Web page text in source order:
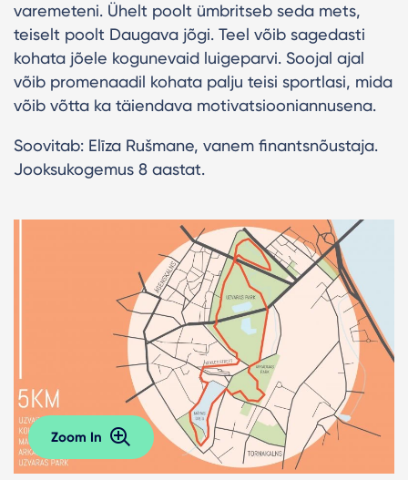
varemeteni. Ühelt poolt ümbritseb seda mets,
teiselt poolt Daugava jõgi. Teel võib sagedasti
kohata jõele kogunevaid luigeparvi. Soojal ajal
võib promenaadil kohata palju teisi sportlasi, mida
võib võtta ka täiendava motivatsiooniannusena.
Soovitab: Elīza Rušmane, vanem finantsnõustaja.
Jooksukogemus 8 aastat.
Zoom In